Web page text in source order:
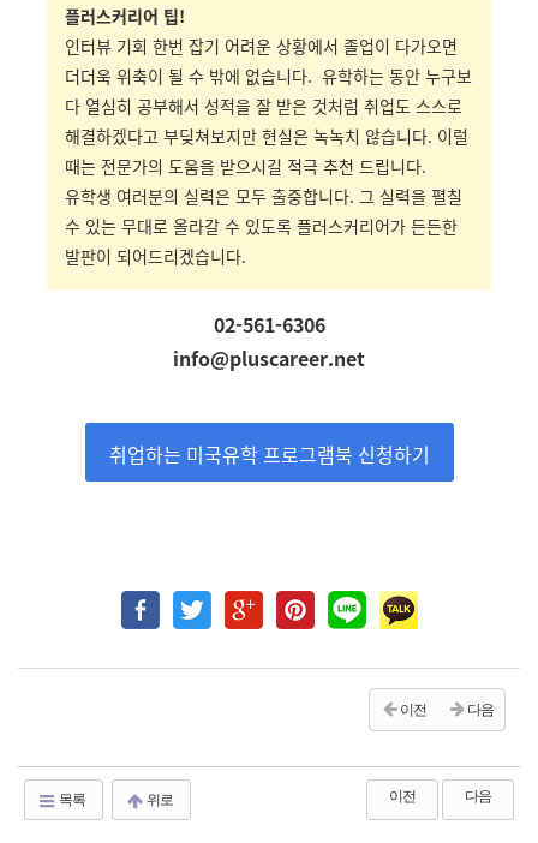
플러스커리어 팁!
인터뷰 기회 한번 잡기 어려운 상황에서 졸업이 다가오면
더더욱 위축이 될 수 밖에 없습니다. 유학하는 동안 누구보
다 열심히 공부해서 성적을 잘 받은 것처럼 취업도 스스로
해결하겠다고 부딪쳐보지만 현실은 녹녹치 않습니다. 이럴
때는 전문가의 도움을 받으시길 적극 추천 드립니다.
유학생 여러분의 실력은 모두 출중합니다. 그 실력을 펼칠
수 있는 무대로 올라갈 수 있도록 플러스커리어가 든든한
발판이 되어드리겠습니다.
02-561-6306
info@pluscareer.net
취업하는 미국유학 프로그램북 신청하기
이전 다음
목록 위로 이전 다음